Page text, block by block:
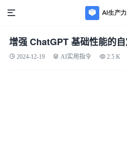
增强 ChatGPT 基础性能的
2024-12-19 AI实用指令 2.5 K